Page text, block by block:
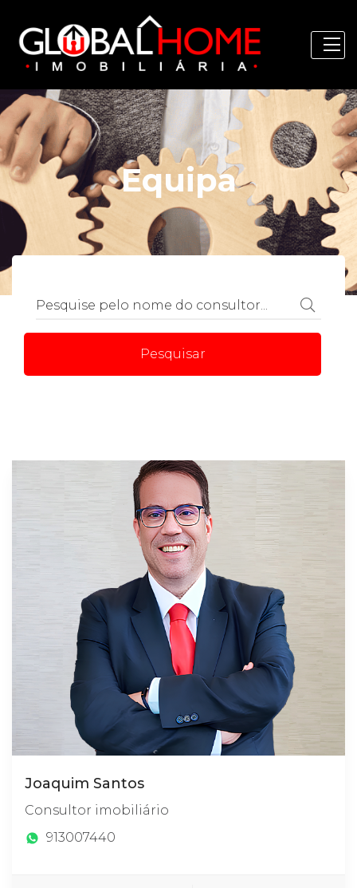
Equipa
Pesquisar
Joaquim Santos
Consultor imobiliário
913007440